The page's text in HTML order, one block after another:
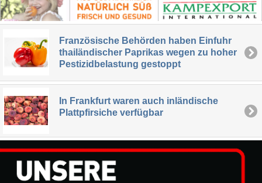
Französische Behörden haben Einfuhr
thailändischer Paprikas wegen zu hoher
Pestizidbelastung gestoppt
In Frankfurt waren auch inländische
Plattpfirsiche verfügbar